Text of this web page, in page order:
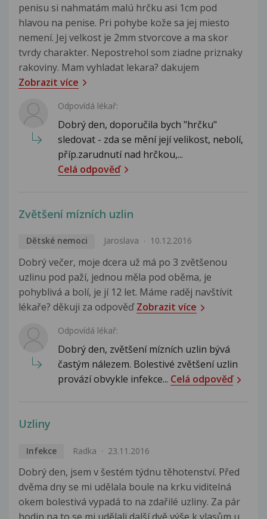
penisu si nahmatám malú hrčku asi 1cm pod
hlavou na penise. Pri pohybe kože sa jej miesto
nemení. Jej velkost je 2mm stvorcove a ma skor
tvrdy charakter. Nepostrehol som ziadne priznaky
rakoviny. Mam vyhladat lekara? dakujem
Zobrazit více
Odpovídá lékař:
Dobrý den, doporučila bych "hrčku"
sledovat - zda se mění její velikost, nebolí,
příp.zarudnutí nad hrčkou,...
Celá odpověď
Zvětšení mízních uzlin
Dětské nemoci Jaroslava 10.12.2016
Dobrý večer, moje dcera už má po 3 zvětšenou
uzlinu pod paží, jednou měla pod oběma, je
pohyblivá a bolí, je jí 12 let. Máme raděj navštívit
lékaře? děkuji za odpověďZobrazit více
Odpovídá lékař:
Dobrý den, zvětšení mízních uzlin bývá
častým nálezem. Bolestivé zvětšení uzlin
provází obvykle infekce... Celá odpověď
Uzliny
Infekce Radka 23.11.2016
Dobrý den, jsem v šestém týdnu těhotenství. Před
dvěma dny se mi udělala boule na krku viditelná
okem bolestivá vypadá to na zdařilé uzliny. Za pár